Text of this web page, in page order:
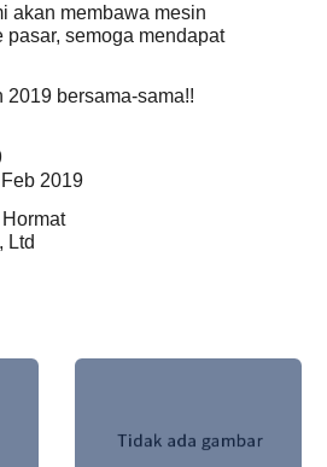
akan membawa mesin
semoga mendapat
2019 bersama-sama!!
2019
Ltd